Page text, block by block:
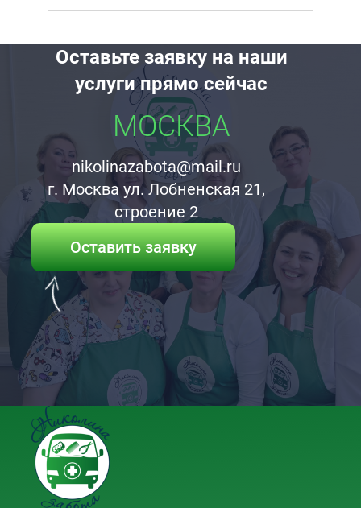
Оставьте заявку на наши
услуги прямо сейчас
МОСКВА
nikolinazabota@mail.ru
г. Москва ул. Лобненская 21,
строение 2
Оставить заявку